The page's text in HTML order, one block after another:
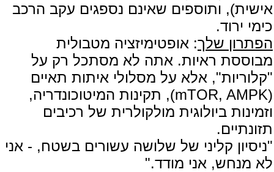
אישית), ותוספים שאינם נספגים עקב הרכב
כימי ירוד.
הפתרון שלך: אופטימיזציה מטבולית
מבוססת ראיות. אתה לא מסתכל רק על
"קלוריות", אלא על מסלולי איתות תאיים
(mTOR, AMPK), תקינות המיטוכונדריה,
וזמינות ביולוגית מולקולרית של רכיבים
תזונתיים.
"ניסיון קליני של שלושה עשורים בשטח, - אני
לא מנחש, אני מודד."